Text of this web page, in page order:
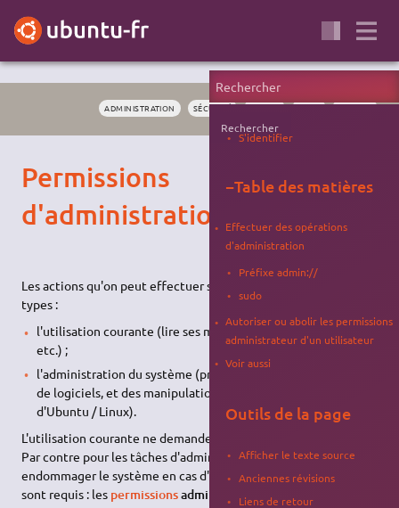
ADMINISTRATION SÉCURITÉ DROITS SUDO PORTAIL
Permissions
d'administration
Les actions qu'on peut effectuer sur son système sont de deux
types :
l'utilisation courante (lire ses mails, naviguer sur Internet,
etc.) ;
l'administration du système (principalement, l'installation
de logiciels, et des manipulations de configuration avancées
d'Ubuntu / Linux).
L'utilisation courante ne demande pas de privilège particulier.
Par contre pour les tâches d'administration, qui pourraient
endommager le système en cas d'erreur, des droits spécifiques
sont requis : les permissionsadministrateur
Rechercher
S'identifier
−Table des matières
Effectuer des opérations
d'administration
Préfixe admin://
sudo
Autoriser ou abolir les permissions
administrateur d'un utilisateur
Voir aussi
Outils de la page
Afficher le texte source
Anciennes révisions
Liens de retour